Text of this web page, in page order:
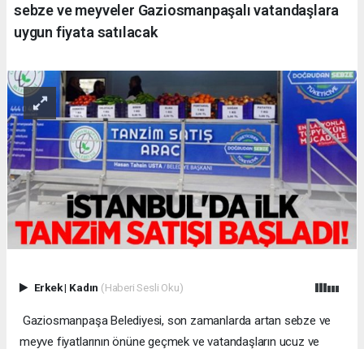
sebze ve meyveler Gaziosmanpaşalı vatandaşlara
uygun fiyata satılacak
Erkek| Kadın (Haberi Sesli Oku)
Gaziosmanpaşa Belediyesi, son zamanlarda artan sebze ve
meyve fiyatlarının önüne geçmek ve vatandaşların ucuz ve